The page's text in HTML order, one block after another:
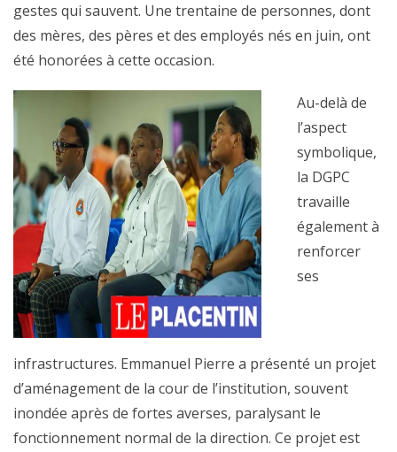
gestes qui sauvent. Une trentaine de personnes, dont
des mères, des pères et des employés nés en juin, ont
été honorées à cette occasion.
Au-delà de
l’aspect
symbolique,
la DGPC
travaille
également à
renforcer
ses
infrastructures. Emmanuel Pierre a présenté un projet
d’aménagement de la cour de l’institution, souvent
inondée après de fortes averses, paralysant le
fonctionnement normal de la direction. Ce projet est